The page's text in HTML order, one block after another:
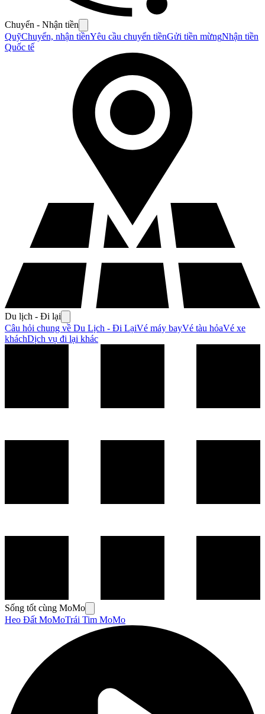
Chuyển - Nhận tiền
QuỹChuyển, nhận tiềnYêu cầu chuyển tiềnGửi tiền mừngNhận tiền
Quốc tế
Du lịch - Đi lại
Câu hỏi chung về Du Lịch - Đi LạiVé máy bayVé tàu hỏaVé xe
kháchDịch vụ đi lại khác
Sống tốt cùng MoMo
Heo Đất MoMoTrái Tim MoMo